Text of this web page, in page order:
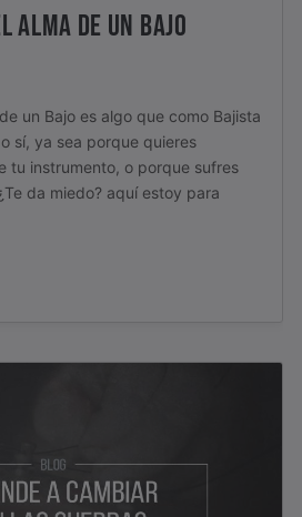
ALMA DE UN BAJO
un Bajo es algo que como Bajista
sí, ya sea porque quieres
tu instrumento, o porque sufres
da miedo? aquí estoy para